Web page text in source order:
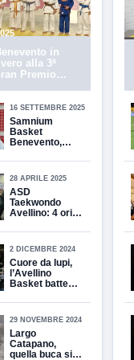
in
alla 3ª
Premio
16 SETTEMBRE 2025
Samnium
Basket
Benevento,
la Serie B.
L’intervista al
presidente
Vittorio Mori
28 APRILE 2025
ASD
Taekwondo
Avellino: 4 ori
due bronzi per i
ragazzi di
Iuliano al Lazio
Combat
2 DICEMBRE 2024
Cuore da lupi,
l’Avellino
Basket batte
29 NOVEMBRE 2024
Largo
Catapano,
quella buca si